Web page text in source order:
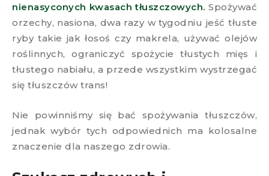
nienasyconych kwasach tłuszczowych. Spożywać
orzechy, nasiona, dwa razy w tygodniu jeść tłuste
ryby takie jak łosoś czy makrela, używać olejów
roślinnych, ograniczyć spożycie tłustych mięs i
tłustego nabiału, a przede wszystkim wystrzegać
się tłuszczów trans!
Nie powinniśmy się bać spożywania tłuszczów,
jednak wybór tych odpowiednich ma kolosalne
znaczenie dla naszego zdrowia.